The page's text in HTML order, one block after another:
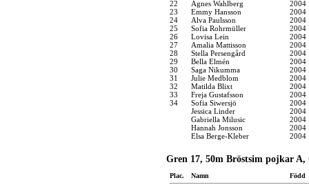
22
Agnes Wahlberg
2004
23
Emmy Hansson
2004
24
Alva Paulsson
2004
25
Sofia Rohrmüller
2004
26
Lovisa Lein
2004
27
Amalia Mattisson
2004
28
Stella Persengård
2004
29
Bella Elmén
2004
30
Saga Nikumma
2004
31
Julie Medblom
2004
32
Matilda Blixt
2004
33
Freja Gustafsson
2004
34
Sofia Siwersjö
2004
Jessica Linder
2004
Gabriella Milusic
2004
Hannah Jonsson
2004
Elsa Berge-Kleber
2004
Gren 17, 50m Bröstsim pojkar A,
Plac. Namn Född